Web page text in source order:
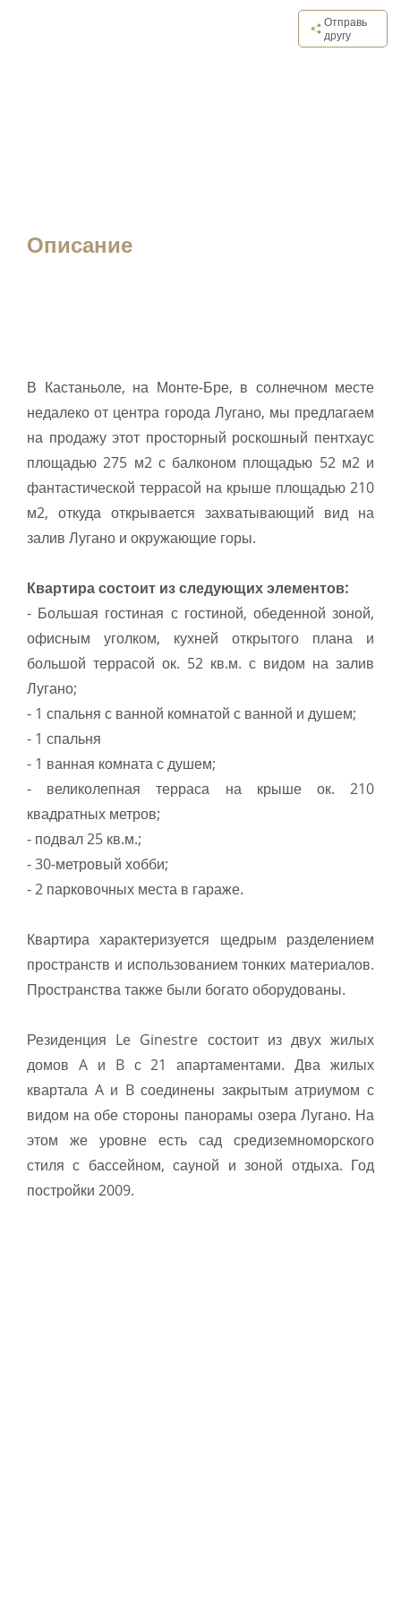
Отправь
другу
Описание
В Кастаньоле, на Монте-Бре, в солнечном месте
недалеко от центра города Лугано, мы предлагаем
на продажу этот просторный роскошный пентхаус
площадью 275 м2 с балконом площадью 52 м2 и
фантастической террасой на крыше площадью 210
м2, откуда открывается захватывающий вид на
залив Лугано и окружающие горы.
Квартира состоит из следующих элементов:
- Большая гостиная с гостиной, обеденной зоной,
офисным уголком, кухней открытого плана и
большой террасой ок. 52 кв.м. с видом на залив
Лугано;
- 1 спальня с ванной комнатой с ванной и душем;
- 1 спальня
- 1 ванная комната с душем;
- великолепная терраса на крыше ок. 210
квадратных метров;
- подвал 25 кв.м.;
- 30-метровый хобби;
- 2 парковочных места в гараже.
Квартира характеризуется щедрым разделением
пространств и использованием тонких материалов.
Пространства также были богато оборудованы.
Резиденция Le Ginestre состоит из двух жилых
домов A и B с 21 апартаментами. Два жилых
квартала A и B соединены закрытым атриумом с
видом на обе стороны панорамы озера Лугано. На
этом же уровне есть сад средиземноморского
стиля с бассейном, сауной и зоной отдыха. Год
постройки 2009.